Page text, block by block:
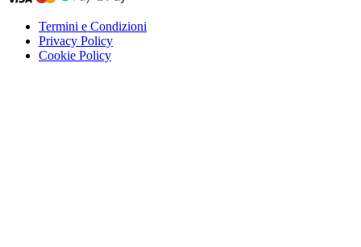
Termini e Condizioni
Privacy Policy
Cookie Policy